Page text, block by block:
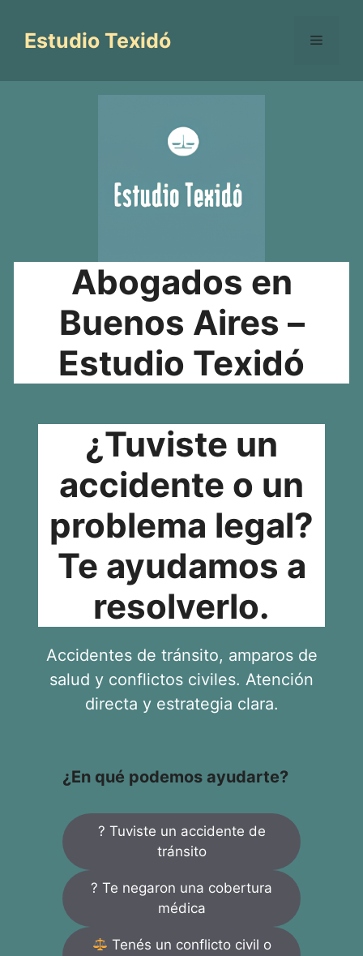
contenido
Estudio Texidó Menú
Abogados en
Buenos Aires –
Estudio Texidó
¿Tuviste un
accidente o un
problema legal?
Te ayudamos a
resolverlo.
Accidentes de tránsito, amparos de
salud y conflictos civiles. Atención
directa y estrategia clara.
¿En qué podemos ayudarte?
? Tuviste un accidente de
tránsito
? Te negaron una cobertura
médica
Tenés un conflicto civil o